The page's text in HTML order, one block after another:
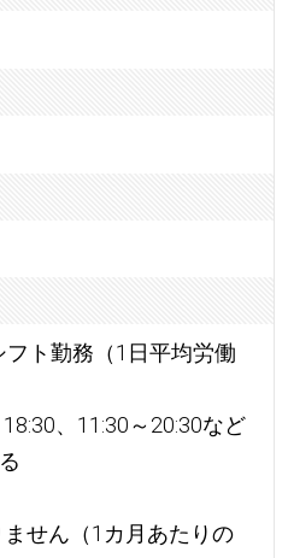
ト勤務（1日平均労働
、11:30～20:30など
せん（1カ月あたりの